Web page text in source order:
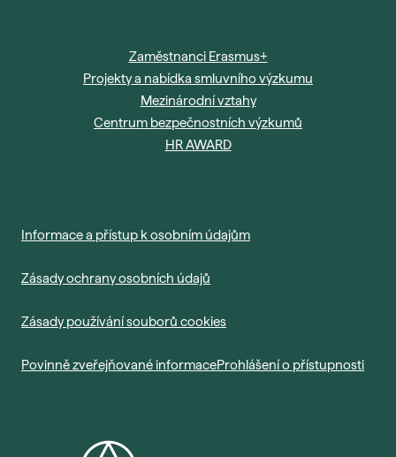
Zaměstnanci Erasmus+
Projekty a nabídka smluvního výzkumu
Mezinárodní vztahy
Centrum bezpečnostních výzkumů
HR AWARD
Informace a přístup k osobním údajům
Zásady ochrany osobních údajů
Zásady používání souborů cookies
Povinně zveřejňované informaceProhlášení o přístupnosti